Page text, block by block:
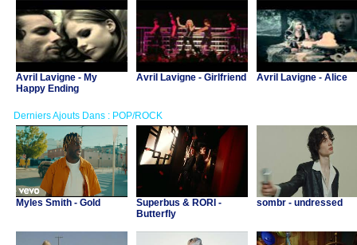
Avril Lavigne - My
Happy Ending
Avril Lavigne - Girlfriend Avril Lavigne - Alice
Derniers Ajouts Dans : POP/ROCK
Myles Smith - Gold
Superbus & RORI -
Butterfly
sombr - undressed